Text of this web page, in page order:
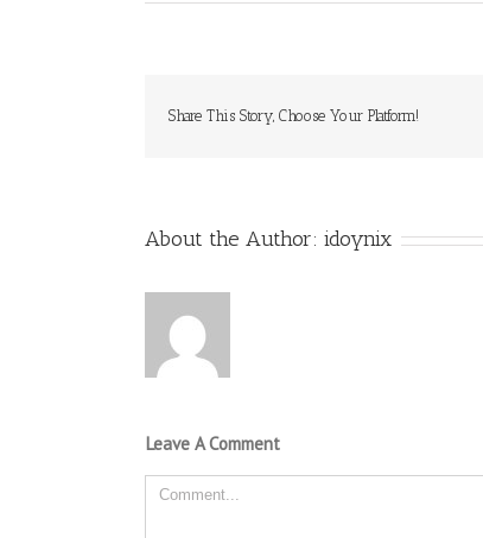
Share This Story, Choose Your Platform!
About the Author: idoynix
Leave A Comment
Comment